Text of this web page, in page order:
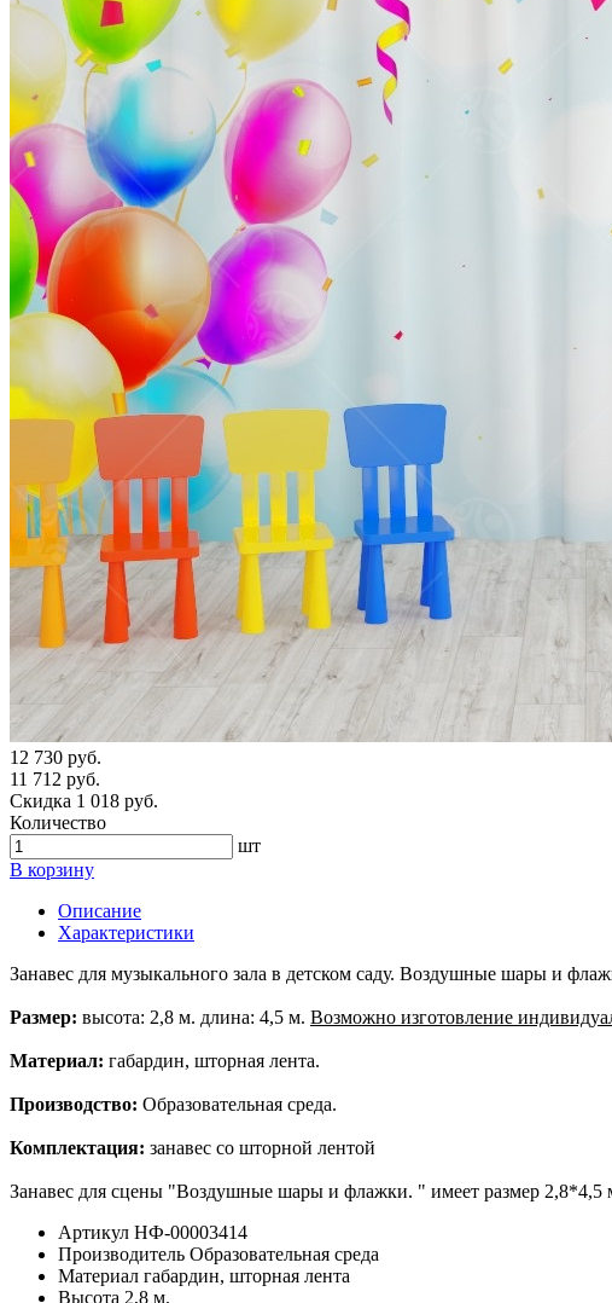
12 730 руб.
11 712 руб.
Скидка 1 018 руб.
Количество
шт
В корзину
Описание
Характеристики
Занавес для музыкального зала в детском саду. Воздушные шары и
Размер: высота: 2,8 м. длина: 4,5 м. Возможно изготовление
Материал: габардин, шторная лента.
Производство: Образовательная среда.
Комплектация: занавес со шторной лентой
Занавес для сцены "Воздушные шары и флажки. " имеет размер 2,8*4,5
Артикул НФ-00003414
Производитель Образовательная среда
Материал габардин, шторная лента
Высота 2,8 м.